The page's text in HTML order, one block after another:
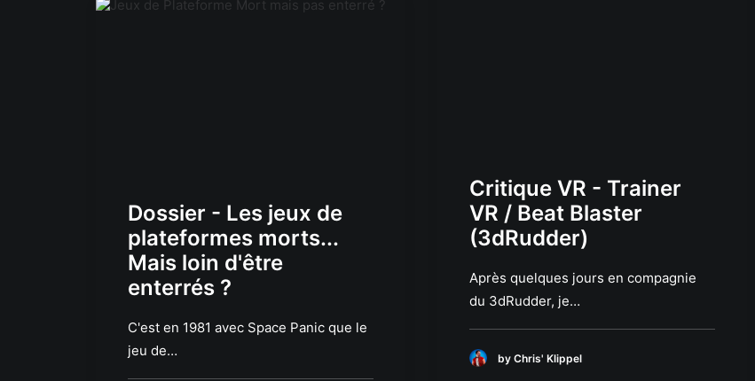
Critique VR - Trainer
VR / Beat Blaster
(3dRudder)
Après quelques jours en compagnie
du 3dRudder, je…
by Chris' Klippel
Dossier - Les jeux de
plateformes morts...
Mais loin d'être
enterrés ?
C'est en 1981 avec Space Panic que le
jeu de…